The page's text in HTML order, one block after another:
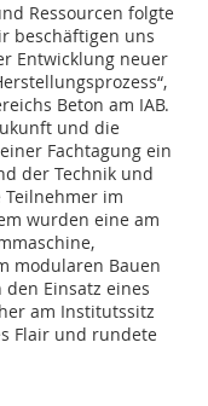
Ressourcen folgte
beschäftigen uns
Entwicklung neuer
Beton am IAB.
und die
Fachtagung ein
der Technik und
im
wurden eine am
modularen Bauen
Einsatz eines
am Institutssitz
Flair und rundete